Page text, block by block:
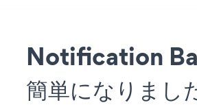
Notification
簡単になりまし